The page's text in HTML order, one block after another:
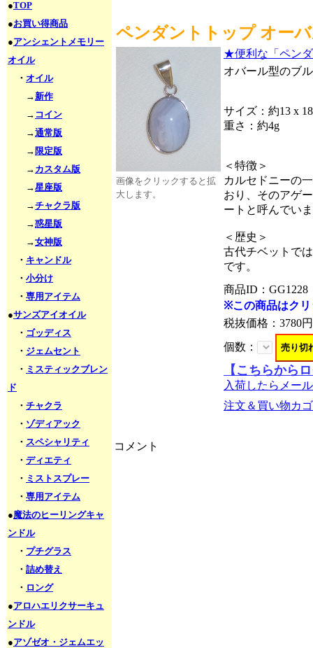
●TOP
●お買い得商品
●アンシェントメモリー
オイル
・ オイル
→新作
→ コイン
→通常版
→ 限定版
→ カスタム版
→星座版
→チャクラ版
→惑星版
→女神版
・ キャンドル
・ 小分け
・ 専用アイテム
●サンズアイオイル
・ ゴッディス
・ ジェムセント
・ ミスティックブレン
ド
・ チャクラ
・ ゾディアック
・ スペシャリティ
・ ディエティ
・ ミストスプレー
・ 専用アイテム
●魔法のヒーリングキャ
ンドル
・ プチグラス
・ 詰め替え
・ ロング
●アロハエリクサーキュ
ンドル
●アゾゼオ・ジェムエッ
ペンダントトップ オー
画像をクリックすると拡
大します。
★便利な「ペン
オバール型のブ
サイズ：約13 x
重さ：約4g
＜特徴＞
カルセドニーの
おり、そのアゲ
ートと呼んでい
＜歴史＞
古代チベットで
です。
商品ID：GG1228
※この商品はクリ
税抜価格： 3780円
個数：
【こちらから
入荷したらメー
注文＆買い物カ
コメント